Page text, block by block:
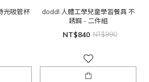
光吸管杯
doddl 人體工學兒童學習餐具 不
銹鋼 - 二件組
NT$840 NT$990